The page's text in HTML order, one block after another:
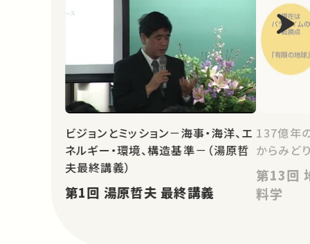
ビジョンとミッション－海事・海洋、エ
ネルギー・環境、構造基準－（湯原哲
夫最終講義）
第1回 湯原哲夫 最終講義
137億年
からみど
第13回 地球環境の持続性と材
料学